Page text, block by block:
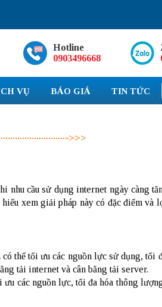
Hotline
0903496668
VỤ BÁO GIÁ TIN TỨC
nhu cầu sử dụng internet ngày càng
xem giải pháp này có đặc điểm và
thể tối ưu các nguồn lực sử dụng, tối
tải internet và cân bằng tải server.
các nguồn lực, tối đa hóa thông